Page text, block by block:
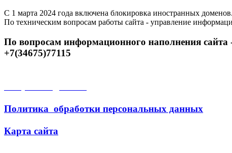
С 1 марта 2024 года включена блокировка иностранных
По техническим вопросам работы сайта - управление
По вопросам информационного наполнения
+7(34675)77115
Политика обработки персональных данных
Карта сайта